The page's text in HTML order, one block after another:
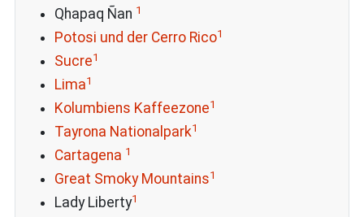
Qhapaq Ñan 1
Potosi und der Cerro Rico1
Sucre1
Lima1
Kolumbiens Kaffeezone1
Tayrona Nationalpark1
Cartagena 1
Great Smoky Mountains1
Lady Liberty1